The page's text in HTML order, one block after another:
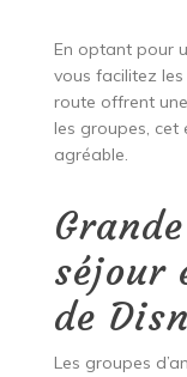
En optant pour
vous facilitez
route offrent
les groupes, cet
agréable.
séjour
de
Les groupes